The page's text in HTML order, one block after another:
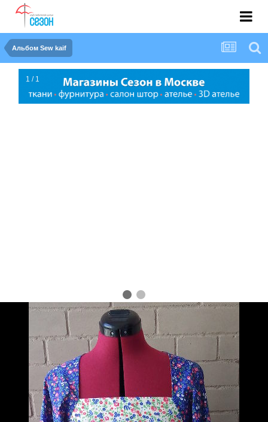
Альбом Sew kaif
1 / 1